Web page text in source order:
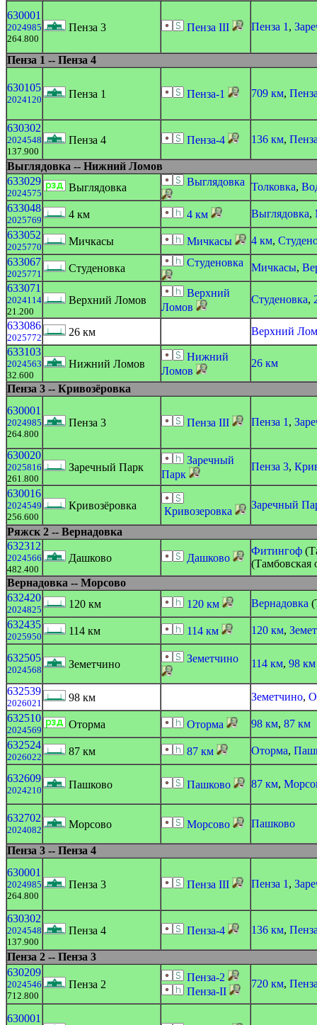
630001
2024985
264.800
Пенза 3 Пенза III Пенза 1 ,
Пенза 1 -- Пенза 4
630105
2024120 Пенза 1 Пенза-1 709 км,
630302
2024548
137.900
Пенза 4 Пенза-4 136 км,
Выглядовка -- Нижний Ломов
633029
2024575 Выглядовка Выглядовка Толковка,
633048
2025769 4 км 4 км Выглядовка,
633052
2025770 Мичкасы Мичкасы 4 км,
633067
2025771 Студеновка Студеновка Мичкасы,
633071
2024114
21.200
Верхний Ломов
Верхний
Ломов
Студеновка,
633086
2025772 26 км
Верхний
633103
2024563
32.600
Нижний Ломов
Нижний
Ломов
26 км
Пенза 3 -- Кривозёровка
630001
2024985
264.800
Пенза 3 Пенза III Пенза 1 ,
630020
2025816
261.800
Заречный Парк
Заречный
Парк
Пенза 3,
630016
2024549
256.600
Кривозёровка Кривозеровка
Заречный
Ряжск 2 -- Вернадовка
632312
2024566
482.400
Дашково Дашково
Фитингоф
(Тамбовская
Вернадовка -- Морсово
632420
2024825 120 км 120 км Вернадовка
632435
2025950 114 км 114 км 120 км,
632505
2024568 Земетчино Земетчино 114 км, 98 км
632539
2026021 98 км Земетчино,
632510
2024569 Оторма Оторма 98 км, 87 км
632524
2026022 87 км 87 км Оторма,
632609
2024210 Пашково Пашково 87 км,
632702
2024082 Морсово Морсово Пашково
Пенза 3 -- Пенза 4
630001
2024985
264.800
Пенза 3 Пенза III Пенза 1 ,
630302
2024548
137.900
Пенза 4 Пенза-4 136 км,
Пенза 2 -- Пенза 3
630209
2024546
712.800
Пенза 2
Пенза-2
Пенза-II
720 км,
630001